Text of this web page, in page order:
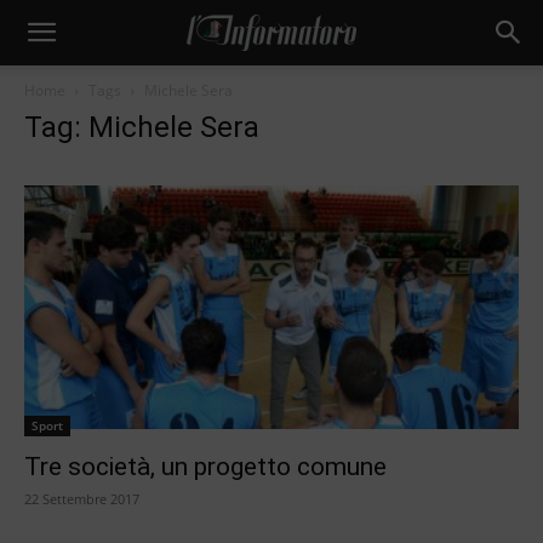
Tag: Michele Sera
Sport
Tre società, un progetto comune
22 Settembre 2017